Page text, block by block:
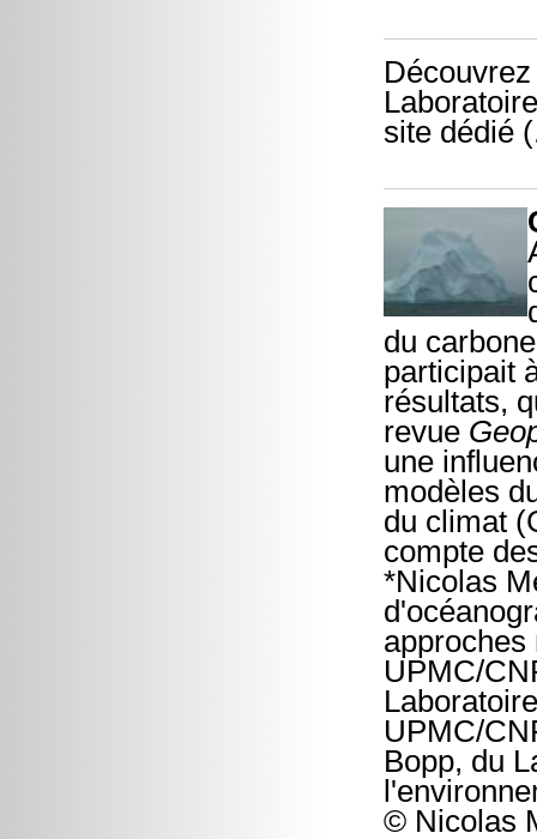
site dédié
du
participait
résultats,
revue
une
modèles
du climat
compte
*Nicolas
approches
UPMC/
UPMC/
Bopp, du
© Nicolas